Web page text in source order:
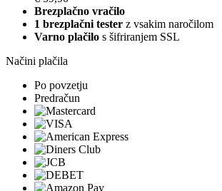
Brezplačno vračilo
1 brezplačni tester z vsakim naročilom
Varno plačilo s šifriranjem SSL
Načini plačila
Po povzetju
Predračun